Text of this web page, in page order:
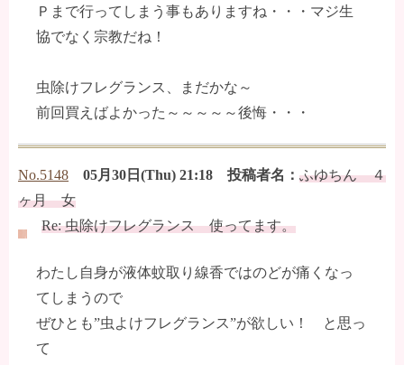
Ｐまで行ってしまう事もありますね・・・マジ生
協でなく宗教だね！
虫除けフレグランス、まだかな～
前回買えばよかった～～～～～後悔・・・
No.5148 05月30日(Thu) 21:18 投稿者名： ふゆちん ４
ヶ月 女
Re: 虫除けフレグランス 使ってます。
わたし自身が液体蚊取り線香ではのどが痛くなっ
てしまうので
ぜひとも”虫よけフレグランス”が欲しい！ と思っ
て